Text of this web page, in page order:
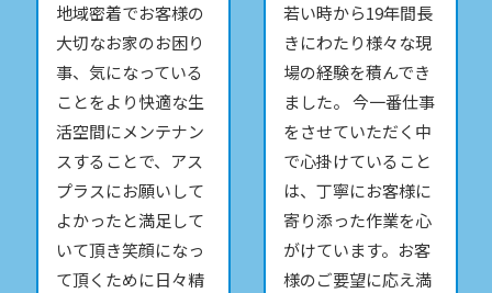
地域密着でお客様の
大切なお家のお困り
事、気になっている
ことをより快適な生
活空間にメンテナン
スすることで、アス
プラスにお願いして
よかったと満足して
いて頂き笑顔になっ
て頂くために日々精
若い時から19年間長
きにわたり様々な現
場の経験を積んでき
ました。 今一番仕事
をさせていただく中
で心掛けていること
は、丁寧にお客様に
寄り添った作業を心
がけています。お客
様のご要望に応え満